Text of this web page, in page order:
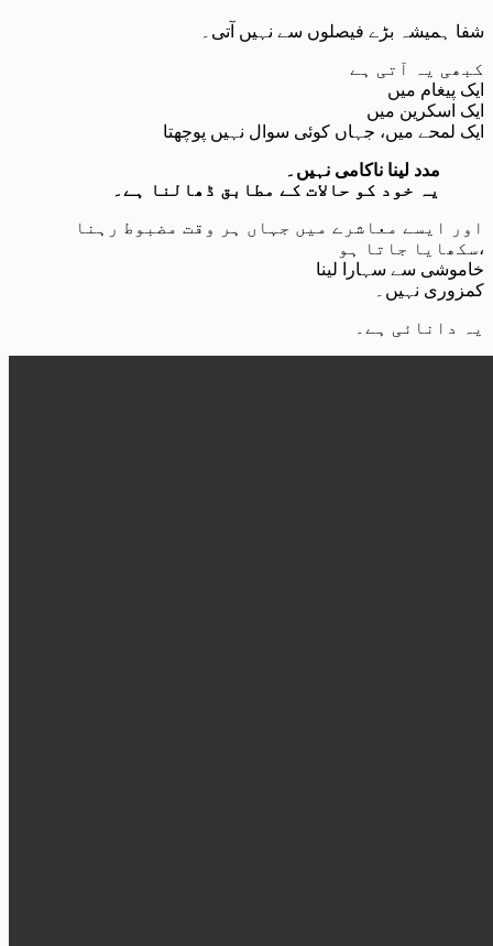
شفا ہمیشہ بڑے فیصلوں سے نہیں آتی۔
کبھی یہ آتی ہے
ایک پیغام میں
ایک اسکرین میں
ایک لمحے میں، جہاں کوئی سوال نہیں پوچھتا
مدد لینا ناکامی نہیں۔
یہ خود کو حالات کے مطابق ڈھالنا ہے۔
اور ایسے معاشرے میں جہاں ہر وقت مضبوط رہنا
سکھایا جاتا ہو،
خاموشی سے سہارا لینا
کمزوری نہیں۔
یہ دانائی ہے۔